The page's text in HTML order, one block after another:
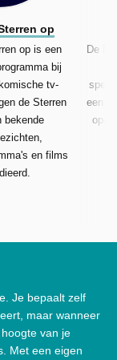
op
op is een
bij
tv-
de Sterren
bekende
en films
De
een
Je bepaalt zelf
maar wanneer
van je
Met een eigen